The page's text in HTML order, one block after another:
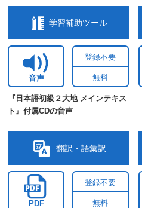
学習補助ツール
音声
登録不要
無料
『日本語初級２大地 メインテキス
ト』付属CDの音声
翻訳・語彙訳
PDF
登録不要
無料